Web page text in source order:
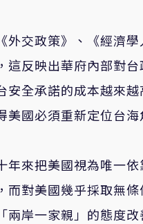
外交政策》、《經濟
這反映出華府內部對
安全承諾的成本越來
美國必須重新定位台
年來把美國視為唯一
而對美國幾乎採取無
兩岸一家親」的態度